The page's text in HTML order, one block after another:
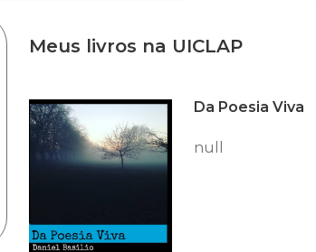
Meus livros na UICLAP
Da Poesia Viva
null